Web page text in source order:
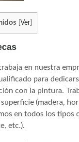
Ver
en nuestra
para
con la pintura.
(madera,
en todos los tipos
etc.).